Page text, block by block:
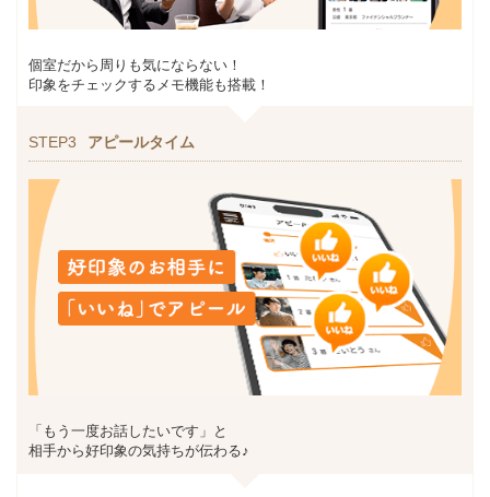
個室だから周りも気にならない！
印象をチェックするメモ機能も搭載！
STEP3 アピールタイム
「もう一度お話したいです」と
相手から好印象の気持ちが伝わる♪